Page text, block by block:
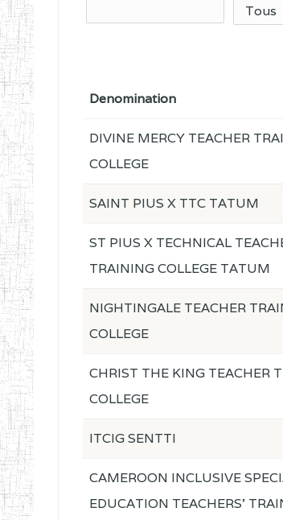
Denomination
DIVINE MERCY TEACHER
COLLEGE
SAINT PIUS X TTC TATUM
ST PIUS X TECHNICAL
TRAINING COLLEGE TATUM
NIGHTINGALE TEACHER
COLLEGE
CHRIST THE KING TEACHER
COLLEGE
ITCIG SENTTI
CAMEROON INCLUSIVE
EDUCATION TEACHERS'